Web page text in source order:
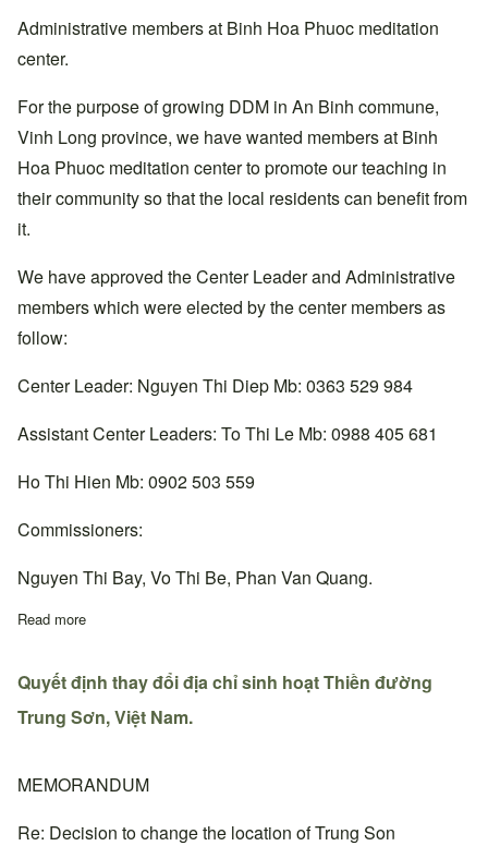
Administrative members at Binh Hoa Phuoc meditation
center.
For the purpose of growing DDM in An Binh commune,
Vinh Long province, we have wanted members at Binh
Hoa Phuoc meditation center to promote our teaching in
their community so that the local residents can benefit from
it.
We have approved the Center Leader and Administrative
members which were elected by the center members as
follow:
Center Leader: Nguyen Thi Diep Mb: 0363 529 984
Assistant Center Leaders: To Thi Le Mb: 0988 405 681
Ho Thi Hien Mb: 0902 503 559
Commissioners:
Nguyen Thi Bay, Vo Thi Be, Phan Van Quang.
Read more
Quyết định thay đổi địa chỉ sinh hoạt Thiền đường
Trung Sơn, Việt Nam.
MEMORANDUM
Re: Decision to change the location of Trung Son